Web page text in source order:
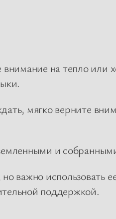
на тепло
мягко верните
и
важно использовать
поддержкой.